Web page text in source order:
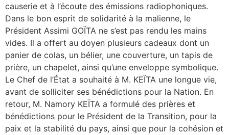
causerie et à l’écoute des émissions radiophoniques.
Dans le bon esprit de solidarité à la malienne, le
Président Assimi GOÏTA ne s’est pas rendu les mains
vides. Il a offert au doyen plusieurs cadeaux dont un
panier de colas, un bélier, une couverture, un tapis de
prière, un chapelet, ainsi qu’une enveloppe symbolique.
Le Chef de l’État a souhaité à M. KEÏTA une longue vie,
avant de solliciter ses bénédictions pour la Nation. En
retour, M. Namory KEÏTA a formulé des prières et
bénédictions pour le Président de la Transition, pour la
paix et la stabilité du pays, ainsi que pour la cohésion et